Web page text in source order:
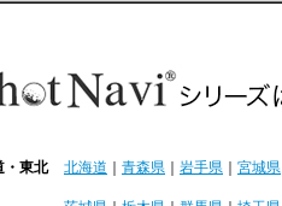
・東北 北海道 青森県 岩手県 宮城県